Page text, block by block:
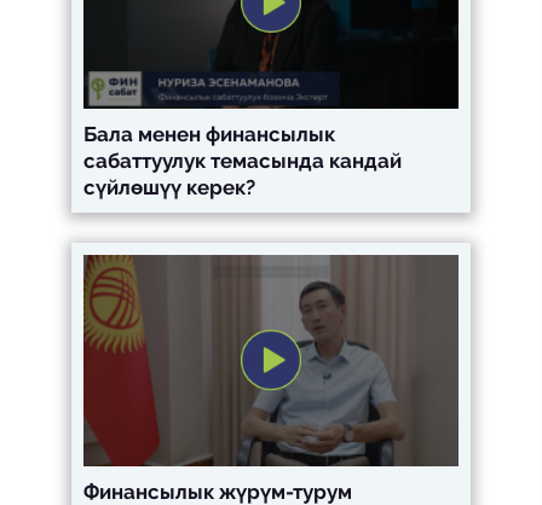
Бала менен финансылык
сабаттуулук темасында кандай
сүйлөшүү керек?
Финансылык жүрүм-турум